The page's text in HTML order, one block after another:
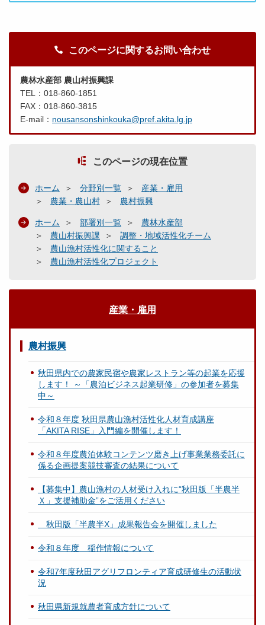
このページに関するお問い合わせ
農林水産部 農山村振興課
TEL：018-860-1851
FAX：018-860-3815
E-mail： nousansonshinkouka@pref.akita.lg.jp
このページの現在位置
ホーム 分野別一覧
産業・雇用
農業・農山村
農村振興
ホーム 部署別一覧
農林水産部
農山村振興課
調整・地域活性化チーム
農山漁村活性化に関すること
農山漁村活性化プロジェクト
産業・雇用
農村振興
秋田県内での農家民宿や農家レストラン等の起業を応援
します！ ～「農泊ビジネス起業研修」の参加者を募集
中～
令和８年度 秋田県農山漁村活性化人材育成講座
「AKITA RISE」入門編を開催します！
令和８年度農泊体験コンテンツ磨き上げ事業業務委託に
係る企画提案競技審査の結果について
【募集中】農山漁村の人材受け入れに“秋田版「半農半
Ｘ」支援補助金”をご活用ください
秋田版「半農半X」成果報告会を開催しました
令和８年度 稲作情報について
令和7年度秋田アグリフロンティア育成研修生の活動状
況
秋田県新規就農者育成方針について